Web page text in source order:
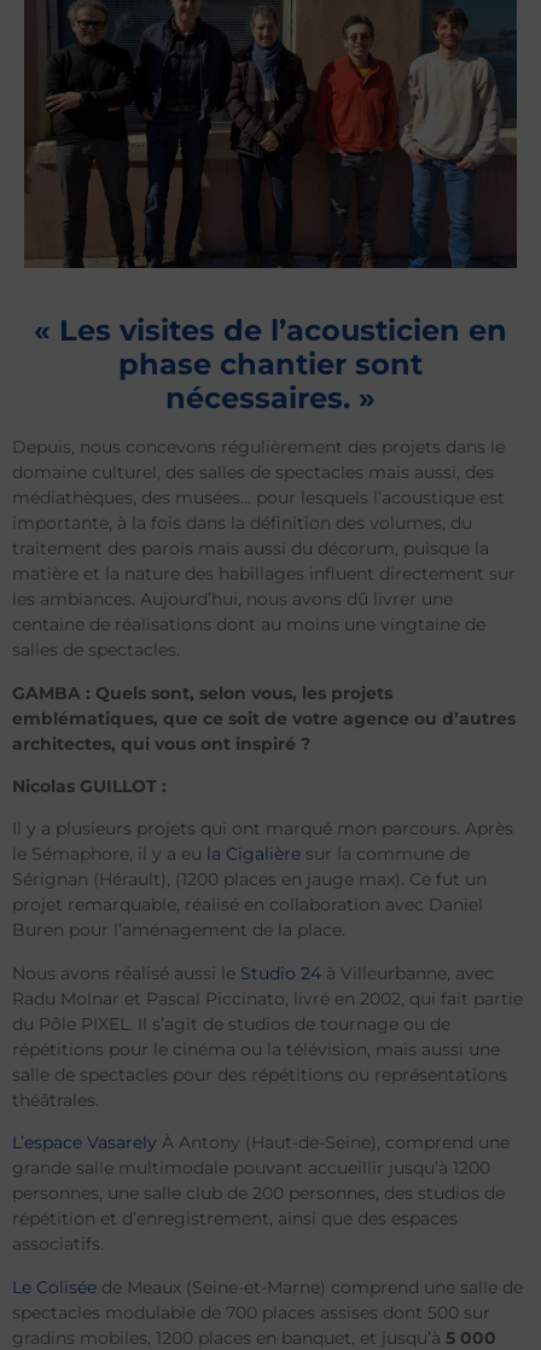
« Les visites de l’acousticien en
phase chantier sont
nécessaires. »
Depuis, nous concevons régulièrement des projets dans le
domaine culturel, des salles de spectacles mais aussi, des
médiathèques, des musées… pour lesquels l’acoustique est
importante, à la fois dans la définition des volumes, du
traitement des parois mais aussi du décorum, puisque la
matière et la nature des habillages influent directement sur
les ambiances. Aujourd’hui, nous avons dû livrer une
centaine de réalisations dont au moins une vingtaine de
salles de spectacles.
GAMBA : Quels sont, selon vous, les projets
emblématiques, que ce soit de votre agence ou d’autres
architectes, qui vous ont inspiré ?
Nicolas GUILLOT :
Il y a plusieurs projets qui ont marqué mon parcours. Après
le Sémaphore, il y a eu la Cigalière sur la commune de
Sérignan (Hérault), (1200 places en jauge max). Ce fut un
projet remarquable, réalisé en collaboration avec Daniel
Buren pour l’aménagement de la place.
Nous avons réalisé aussi le Studio 24 à Villeurbanne, avec
Radu Molnar et Pascal Piccinato, livré en 2002, qui fait partie
du Pôle PIXEL. Il s’agit de studios de tournage ou de
répétitions pour le cinéma ou la télévision, mais aussi une
salle de spectacles pour des répétitions ou représentations
théâtrales.
L’espace Vasarely À Antony (Haut-de-Seine), comprend une
grande salle multimodale pouvant accueillir jusqu’à 1200
personnes, une salle club de 200 personnes, des studios de
répétition et d’enregistrement, ainsi que des espaces
associatifs.
Le Colisée de Meaux (Seine-et-Marne) comprend une salle de
spectacles modulable de 700 places assises dont 500 sur
gradins mobiles, 1200 places en banquet, et jusqu’à 5 000